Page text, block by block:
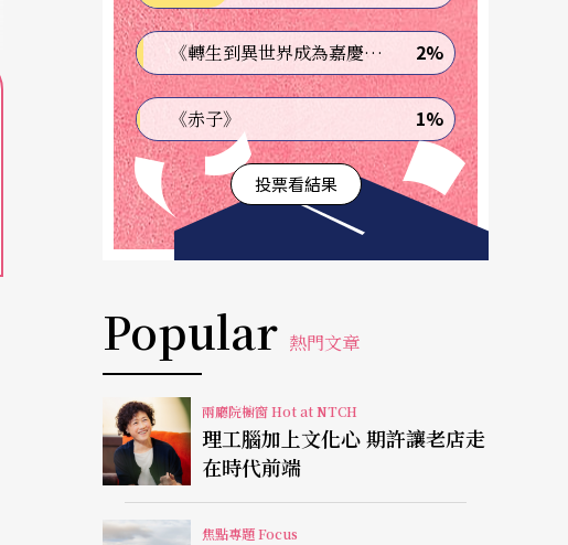
《轉生到異世界成為嘉慶君—發現我的祖先是詐騙集團!?》 2%
《赤子》 1%
投票看結果
Popular 熱門文章
兩廳院櫥窗 Hot at NTCH
理工腦加上文化心 期許讓老店走
在時代前端
焦點專題 Focus